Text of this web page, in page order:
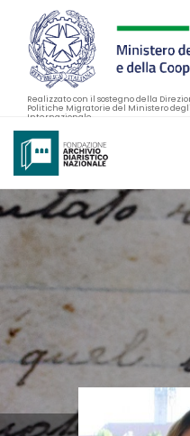
Realizzato con il sostegno della
Politiche Migratorie del Ministero
Internazionale